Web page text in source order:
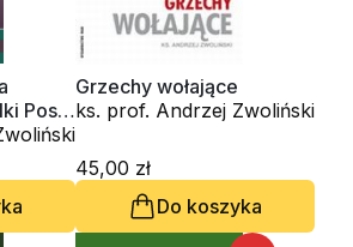
Post,
Boże
Grzechy wołające
ks. prof. Andrzej Zwoliński
45,00 zł
Do koszyka